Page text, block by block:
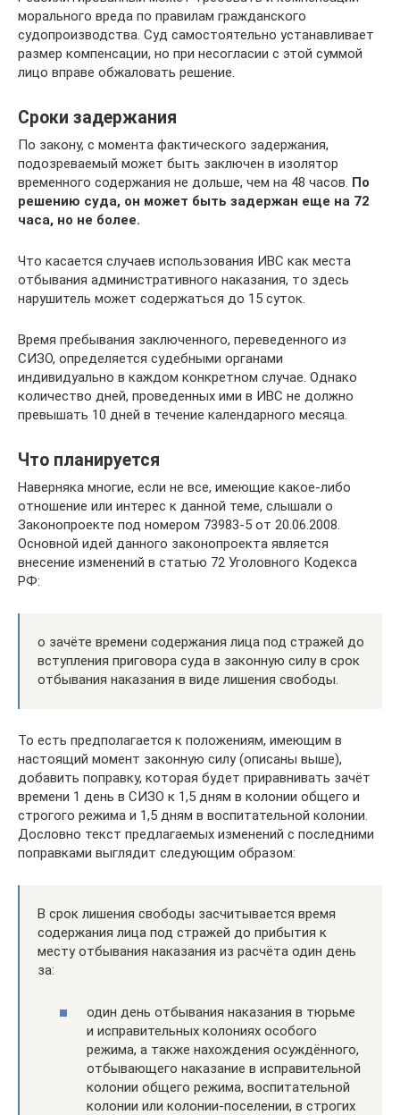
морального вреда по правилам гражданского
судопроизводства. Суд самостоятельно устанавливает
размер компенсации, но при несогласии с этой суммой
лицо вправе обжаловать решение.
Сроки задержания
По закону, с момента фактического задержания,
подозреваемый может быть заключен в изолятор
временного содержания не дольше, чем на 48 часов. По
решению суда, он может быть задержан еще на 72
часа, но не более.
Что касается случаев использования ИВС как места
отбывания административного наказания, то здесь
нарушитель может содержаться до 15 суток.
Время пребывания заключенного, переведенного из
СИЗО, определяется судебными органами
индивидуально в каждом конкретном случае. Однако
количество дней, проведенных ими в ИВС не должно
превышать 10 дней в течение календарного месяца.
Что планируется
Наверняка многие, если не все, имеющие какое-либо
отношение или интерес к данной теме, слышали о
Законопроекте под номером 73983-5 от 20.06.2008.
Основной идей данного законопроекта является
внесение изменений в статью 72 Уголовного Кодекса
РФ:
о зачёте времени содержания лица под стражей до
вступления приговора суда в законную силу в срок
отбывания наказания в виде лишения свободы.
То есть предполагается к положениям, имеющим в
настоящий момент законную силу (описаны выше),
добавить поправку, которая будет приравнивать зачёт
времени 1 день в СИЗО к 1,5 дням в колонии общего и
строгого режима и 1,5 дням в воспитательной колонии.
Дословно текст предлагаемых изменений с последними
поправками выглядит следующим образом:
В срок лишения свободы засчитывается время
содержания лица под стражей до прибытия к
месту отбывания наказания из расчёта один день
за:
один день отбывания наказания в тюрьме
и исправительных колониях особого
режима, а также нахождения осуждённого,
отбывающего наказание в исправительной
колонии общего режима, воспитательной
колонии или колонии-поселении, в строгих